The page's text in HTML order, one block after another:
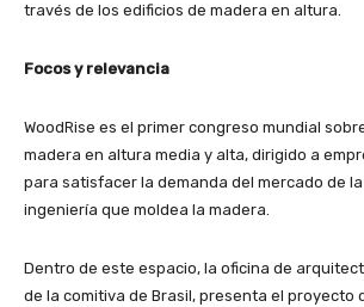
través de los edificios de madera en altura.
Focos y relevancia
WoodRise es el primer congreso mundial
madera en altura media y alta, dirigido a
para satisfacer la demanda del mercado de
ingeniería que moldea la madera.
Dentro de este espacio, la oficina de
de la comitiva de Brasil, presenta el proyecto